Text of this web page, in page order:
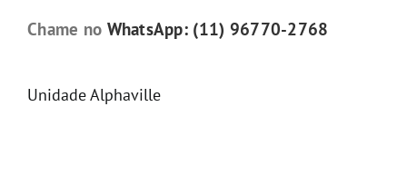
Chame no WhatsApp: (11) 96770-2768
Unidade Alphaville